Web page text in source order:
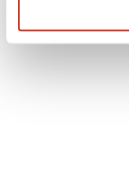
minsk antalet